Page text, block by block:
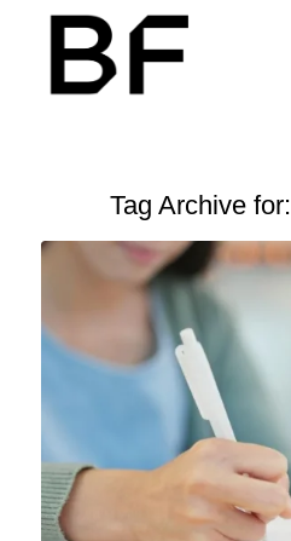
Tag Archive for: